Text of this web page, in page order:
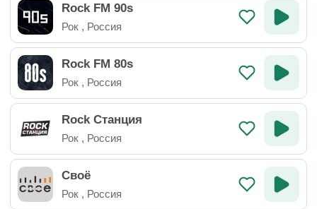
Rock FM 90s
Рок , Россия
Rock FM 80s
Рок , Россия
Rock Станция
Рок , Россия
Своё
Рок , Россия